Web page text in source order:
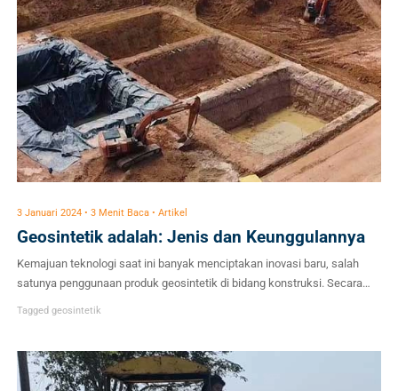
3 Januari 2024 • 3 Menit Baca • Artikel
Geosintetik adalah: Jenis dan Keunggulannya
Kemajuan teknologi saat ini banyak menciptakan inovasi baru, salah
satunya penggunaan produk geosintetik di bidang konstruksi. Secara
disusun dengan cara dianyam ataupun tidak dan sering dimanfaatkan
dalam […]
Tagged geosintetik